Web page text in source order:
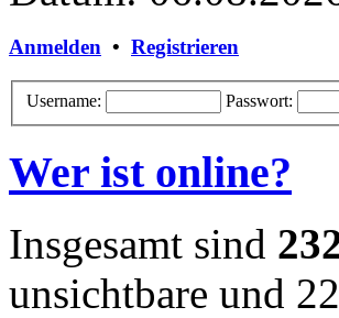
Anmelden • Registrieren
Username: Passwort:
Wer ist online?
Insgesamt sind
unsichtbare und